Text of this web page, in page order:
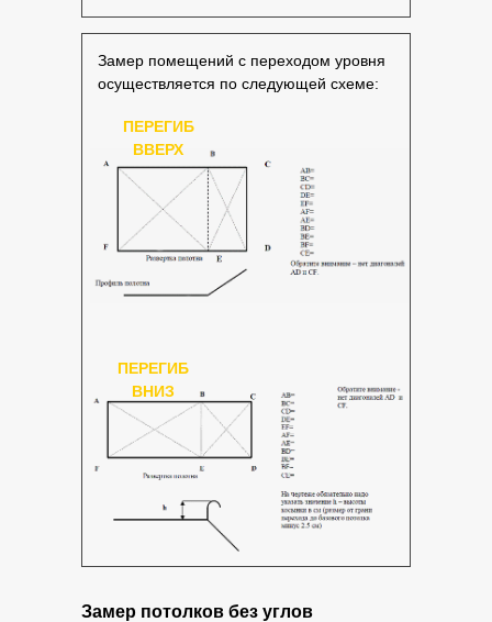
Замер помещений с переходом уровня
осуществляется по следующей схеме:
ПЕРЕГИБ
ВВЕРХ
ПЕРЕГИБ
ВНИЗ
Замер потолков без углов